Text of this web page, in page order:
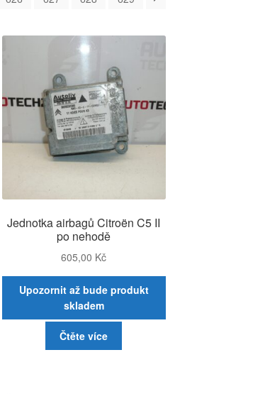
nejnovějších
Jednotka airbagů Citroën C5 II
po nehodě
605,00 Kč
Upozornit až bude produkt
skladem
Čtěte více